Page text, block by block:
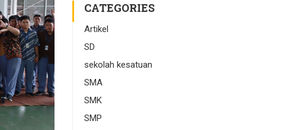
CATEGORIES
Artikel
SD
sekolah kesatuan
SMA
SMK
SMP